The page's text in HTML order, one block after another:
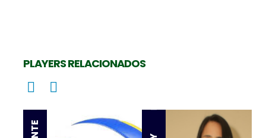
PLAYERS RELACIONADOS
Oposta